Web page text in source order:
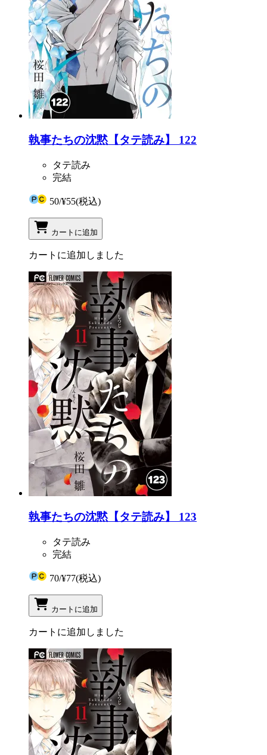
執事たちの沈黙【タテ読み】 122
タテ読み
完結
50/¥55(税込)
カートに追加
カートに追加しました
執事たちの沈黙【タテ読み】 123
タテ読み
完結
70/¥77(税込)
カートに追加
カートに追加しました